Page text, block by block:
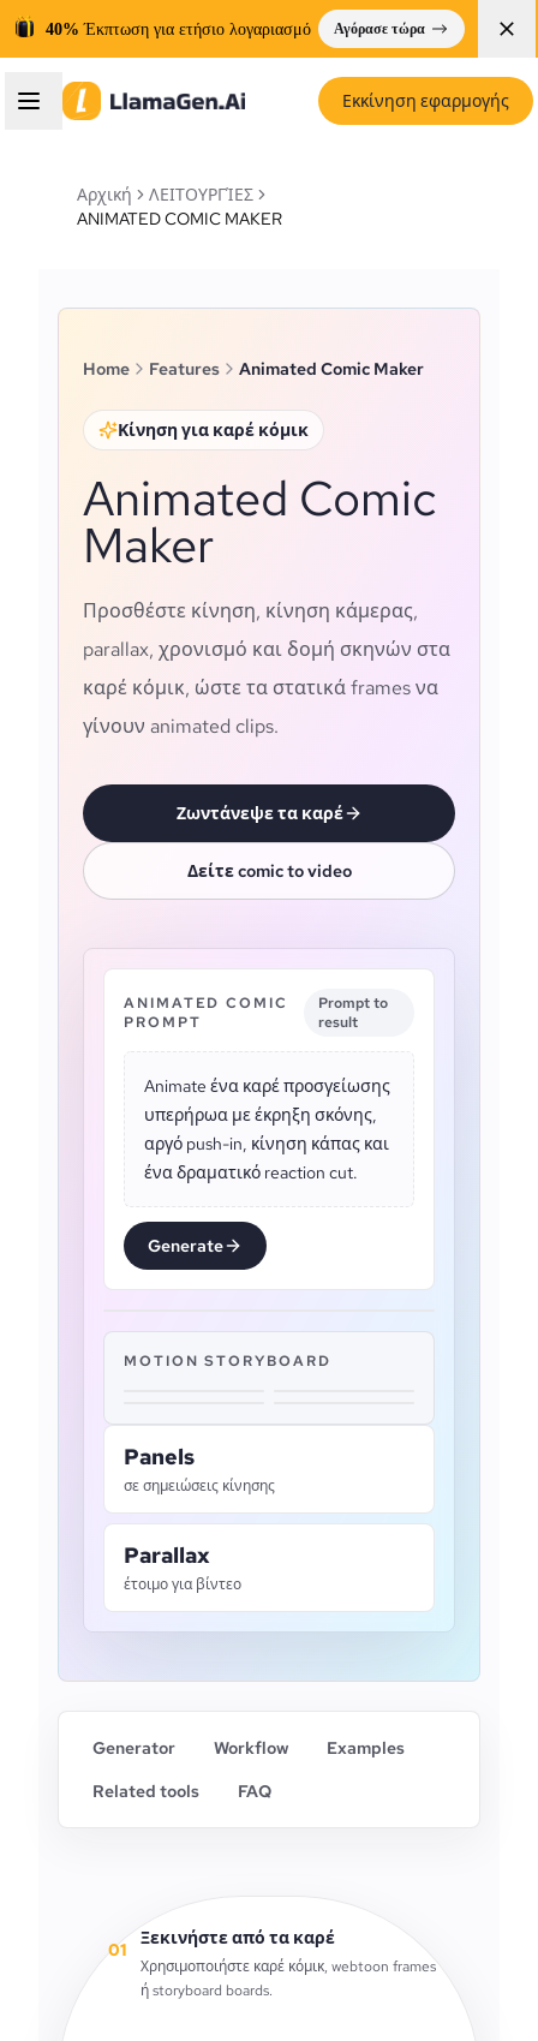
40% Έκπτωση για ετήσιο λογαριασμό Αγόρασε τώρα
Εκκίνηση εφαρμογής
Αρχική
ΛΕΙΤΟΥΡΓΊΕΣ
ANIMATED COMIC MAKER
Home Features Animated Comic Maker
Κίνηση για καρέ κόμικ
Animated Comic
Maker
Προσθέστε κίνηση, κίνηση κάμερας,
parallax, χρονισμό και δομή σκηνών στα
καρέ κόμικ, ώστε τα στατικά frames να
γίνουν animated clips.
Ζωντάνεψε τα καρέ
Δείτε comic to video
ANIMATED COMIC
PROMPT
Prompt to
result
Animate ένα καρέ προσγείωσης
υπερήρωα με έκρηξη σκόνης,
αργό push-in, κίνηση κάπας και
ένα δραματικό reaction cut.
Generate
MOTION STORYBOARD
Panels
σε σημειώσεις κίνησης
Parallax
έτοιμο για βίντεο
Generator Workflow
Examples
Related tools
FAQ
01
Ξεκινήστε από τα καρέ
Χρησιμοποιήστε καρέ κόμικ, webtoon frames
ή storyboard boards.